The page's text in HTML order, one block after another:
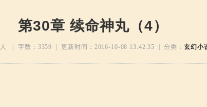
第30章 续命神丸（4）
| 字数： 3359 | 更新时间： 2016-10-08 13:42:35 | 分类： 玄幻小